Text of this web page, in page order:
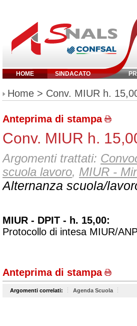
HOME SINDACATO
Inserisci parola
Home > Conv. MIUR h.
Anteprima di stampa
Conv. MIUR h.
Argomenti trattati:
scuola lavoro, MIUR -
Alternanza scuola/
MIUR - DPIT - h. 15,00:
Protocollo di intesa MIUR/
Anteprima di stampa
Argomenti correlati: Agenda Scuola